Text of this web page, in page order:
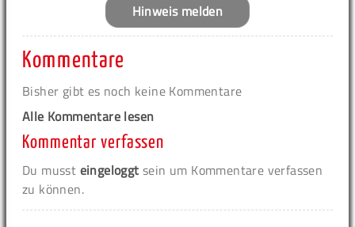
Hinweis melden
Kommentare
Bisher gibt es noch keine Kommentare
Alle Kommentare lesen
Kommentar verfassen
Du musst eingeloggt sein um Kommentare verfassen
zu können.